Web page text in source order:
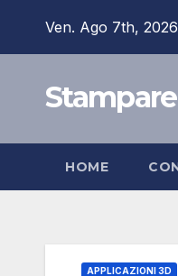
Ven. Ago 7th, 2026
HOME
APPLICAZIONI 3D